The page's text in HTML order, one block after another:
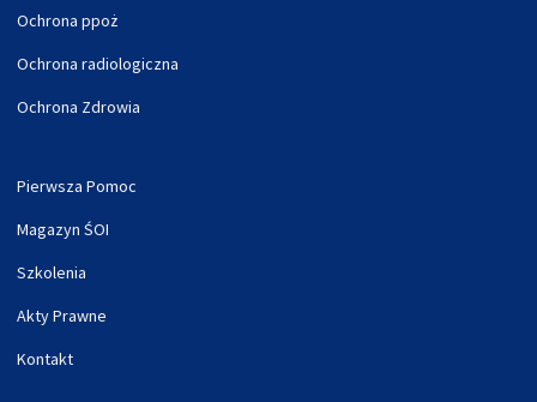
Ochrona ppoż
Ochrona radiologiczna
Ochrona Zdrowia
Pierwsza Pomoc
Magazyn ŚOI
Szkolenia
Akty Prawne
Kontakt